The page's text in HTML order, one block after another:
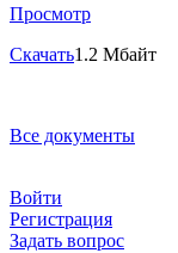
Просмотр
Скачать1.2 Мбайт
Все документы
Войти
Регистрация
Задать вопрос